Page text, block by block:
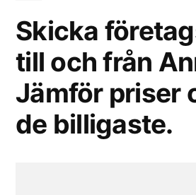
Skicka
till och från
Jämför priser
de billigaste.